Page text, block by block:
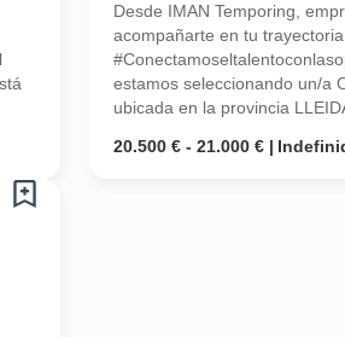
Desde IMAN Temporing,
acompañarte en tu
estamos seleccionando un/a
ubicada en la provincia
20.500 € - 21.000 €